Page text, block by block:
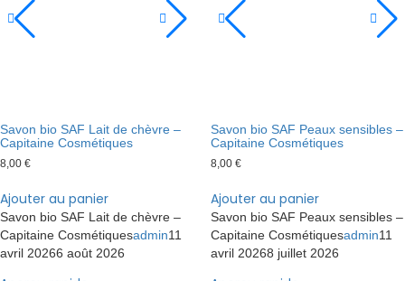
Savon bio SAF Lait de chèvre –
Capitaine Cosmétiques
8,00 €
Ajouter au panier
Savon bio SAF Lait de chèvre –
Capitaine Cosmétiquesadmin11
avril 20266 août 2026
Savon bio SAF Peaux sensibles –
Capitaine Cosmétiques
8,00 €
Ajouter au panier
Savon bio SAF Peaux sensibles –
Capitaine Cosmétiquesadmin11
avril 20268 juillet 2026